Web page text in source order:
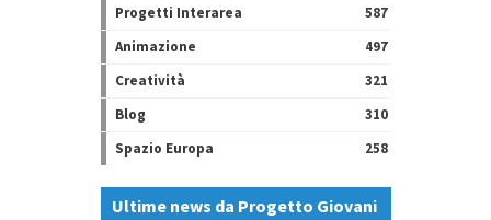
Progetti Interarea
587
Animazione
497
Creatività
321
Blog
310
Spazio Europa
258
Ultime news da Progetto Giovani